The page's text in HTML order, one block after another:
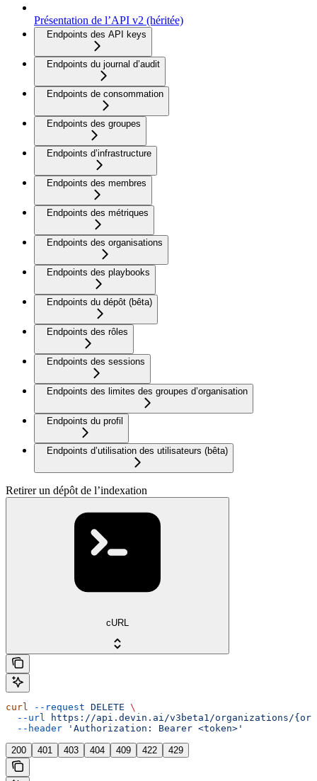
Présentation de l’API v2 (héritée)
Endpoints des API keys
Endpoints du journal d’audit
Endpoints de consommation
Endpoints des groupes
Endpoints d’infrastructure
Endpoints des membres
Endpoints des métriques
Endpoints des organisations
Endpoints des playbooks
Endpoints du dépôt (bêta)
Endpoints des rôles
Endpoints des sessions
Endpoints des limites des groupes d’organisation
Endpoints du profil
Endpoints d’utilisation des utilisateurs (bêta)
Retirer un dépôt de l’indexation
cURL
curl --request DELETE \
  --url
https://api.devin.ai/v3beta1/organizations/
  --header
'Authorization: Bearer <token>'
200 401 403 404 409 422 429